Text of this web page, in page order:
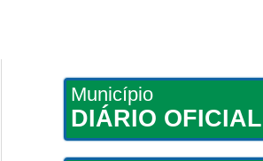
Município
DIÁRIO OFICIAL